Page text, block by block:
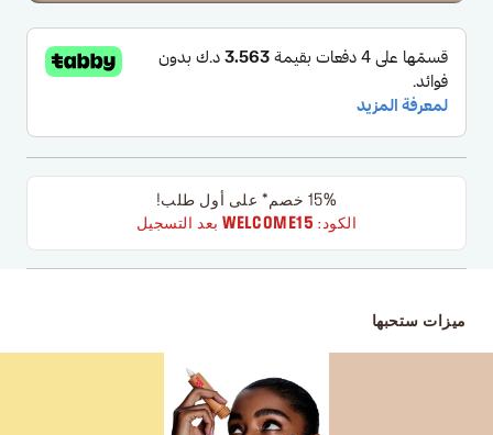
15% خصم* على أول طلب!
الكود: WELCOME15بعد التسجيل
ميزات ستحبها